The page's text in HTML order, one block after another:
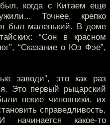
когда с Китаем еще
Точнее, крепко
был маленький. В доме
“Сон в красном
“Сказание о Юэ Фэе”,
заводи”, это как раз
Это первый рыцарский
некие чиновники, их
справедливость,
какое-то